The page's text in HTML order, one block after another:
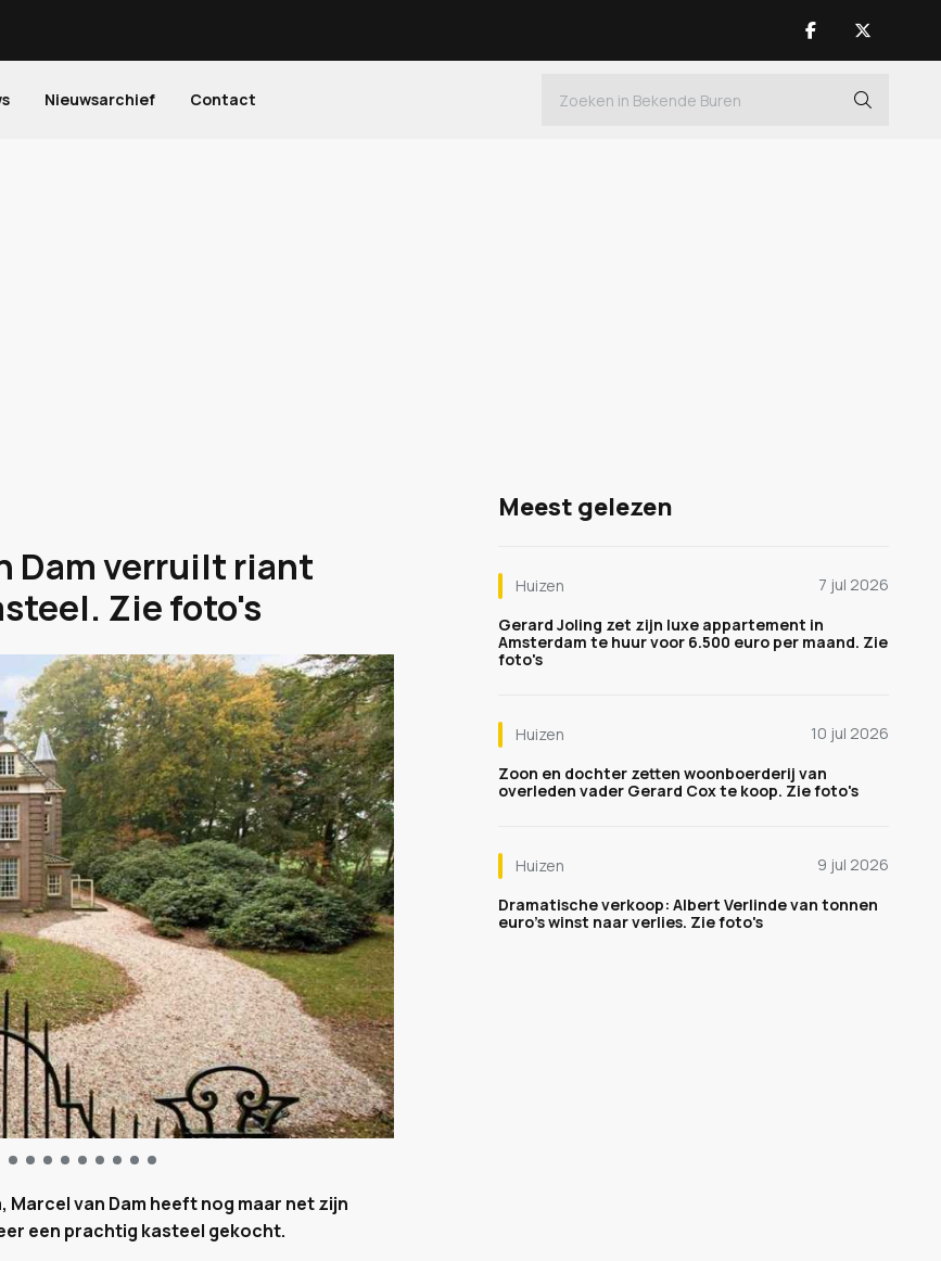
Nieuwsarchief Contact
Dam verruilt riant
Zie foto's
van Dam heeft nog maar net zijn
een prachtig kasteel gekocht.
Meest gelezen
Huizen
7 jul 2026
Gerard Joling zet zijn luxe appartement in
Amsterdam te huur voor 6.500 euro per maand. Zie
foto's
Huizen
10 jul 2026
Zoon en dochter zetten woonboerderij van
overleden vader Gerard Cox te koop. Zie foto's
Huizen
9 jul 2026
Dramatische verkoop: Albert Verlinde van tonnen
euro's winst naar verlies. Zie foto's